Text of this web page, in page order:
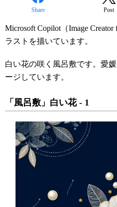
Share Post
Microsoft Copilot（Image
ラストを描いています。
白い花の咲く風呂敷です。愛
ージしています。
「風呂敷」白い花 - 1